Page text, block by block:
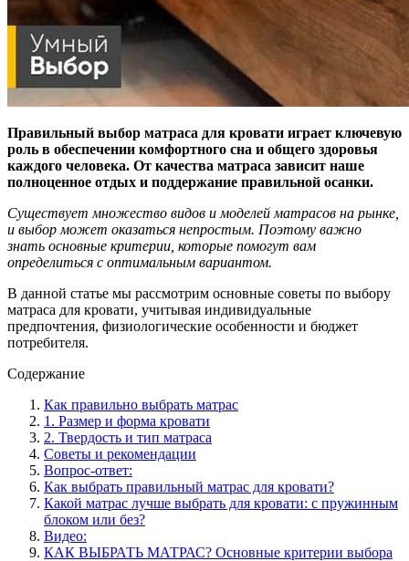
Правильный выбор матраса для кровати играет ключевую
роль в обеспечении комфортного сна и общего здоровья
каждого человека. От качества матраса зависит наше
полноценное отдых и поддержание правильной осанки.
Существует множество видов и моделей матрасов на рынке,
и выбор может оказаться непростым. Поэтому важно
знать основные критерии, которые помогут вам
определиться с оптимальным вариантом.
В данной статье мы рассмотрим основные советы по выбору
матраса для кровати, учитывая индивидуальные
предпочтения, физиологические особенности и бюджет
потребителя.
Содержание
Как правильно выбрать матрас
1. Размер и форма кровати
2. Твердость и тип матраса
Советы и рекомендации
Вопрос-ответ:
Как выбрать правильный матрас для кровати?
Какой матрас лучше выбрать для кровати: с пружинным
блоком или без?
Видео:
КАК ВЫБРАТЬ МАТРАС? Основные критерии выбора